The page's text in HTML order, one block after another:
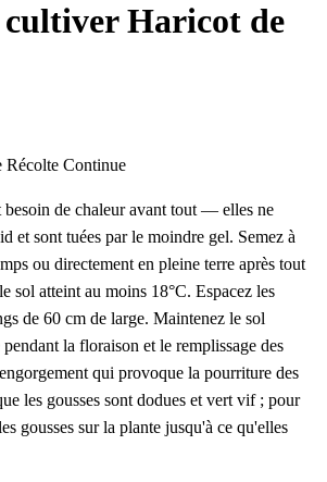
Haricot de
Récolte Continue
de chaleur avant tout — elles ne
et sont tuées par le moindre gel. Semez à
ou directement en pleine terre après tout
sol atteint au moins 18°C. Espacez les
de 60 cm de large. Maintenez le sol
la floraison et le remplissage des
qui provoque la pourriture des
les gousses sont dodues et vert vif ; pour
gousses sur la plante jusqu'à ce qu'elles